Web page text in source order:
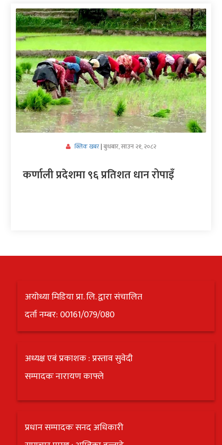
अर्थ/
वाणिज्य
मनाेरञ्जन
विज्ञान
प्रविधि
अन्तरर्वार्ता
क्लिक
राशिफल
फोटो
भिडियो
क्लिक खबर|बुधबार, साउन २१, २०८२
कर्णाली प्रदेशमा ९६ प्रतिशत धान रोपाइँ
अयोध्या मिडिया प्रा. लि. द्वारा संचालित
दर्ता नम्बर: 00161/079/080
अध्यक्ष एबं प्रकाशक : प्रस्ताव सुवेदी
सम्पादकः नारायण काफ्ले
प्रधान सम्पादकः सनद अधिकारी